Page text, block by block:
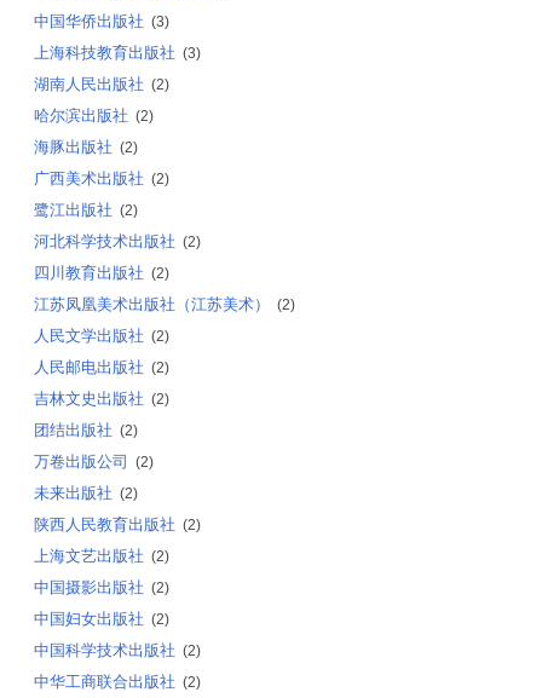
中国华侨出版社 (3)
上海科技教育出版社 (3)
湖南人民出版社 (2)
哈尔滨出版社 (2)
海豚出版社 (2)
广西美术出版社 (2)
鹭江出版社 (2)
河北科学技术出版社 (2)
四川教育出版社 (2)
江苏凤凰美术出版社（江苏美术） (2)
人民文学出版社 (2)
人民邮电出版社 (2)
吉林文史出版社 (2)
团结出版社 (2)
万卷出版公司 (2)
未来出版社 (2)
陕西人民教育出版社 (2)
上海文艺出版社 (2)
中国摄影出版社 (2)
中国妇女出版社 (2)
中国科学技术出版社 (2)
中华工商联合出版社 (2)